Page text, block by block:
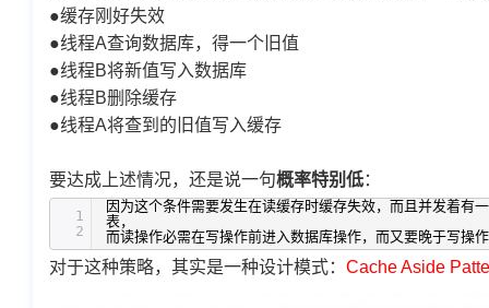
●缓存刚好失效
●线程A查询数据库，得一个旧值
●线程B将新值写入数据库
●线程B删除缓存
●线程A将查到的旧值写入缓存
要达成上述情况，还是说一句概率特别低：
1
2
因为这个条件需要发生在读缓存时缓存失效，而且并发着有
表，
而读操作必需在写操作前进入数据库操作，而又要晚于写操
对于这种策略，其实是一种设计模式： Cache Aside